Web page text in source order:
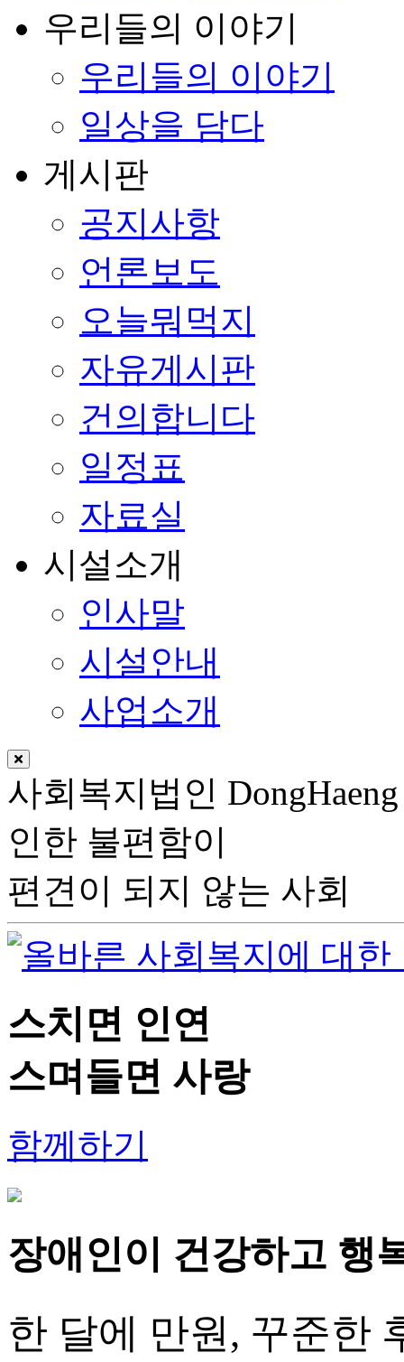
우리들의 이야기
우리들의 이야기
일상을 담다
게시판
공지사항
언론보도
오늘뭐먹지
자유게시판
건의합니다
일정표
자료실
시설소개
인사말
시설안내
사업소개
사회복지법인
인한 불편함이
편견이 되지 않는 사회
스치면 인연
스며들면 사랑
함께하기
장애인이 건강하고 행
한 달에 만원, 꾸준한